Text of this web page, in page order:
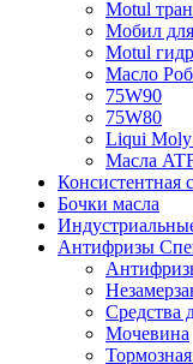
Motul
Мобил
Motul
Масло
75W90
75W80
Liqui Moly
Масла
Консистентная
Бочки масла
Антифризы
Средства
Мочевина